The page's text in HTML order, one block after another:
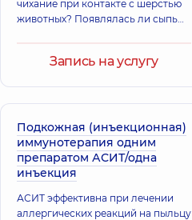
чихание при контакте с шерстью
животных? Появлялась ли сыпь
Запись на услугу
Подкожная (инъекционная)
иммунотерапия одним
препаратом АСИТ/одна
инъекция
АСИТ эффективна при лечении
аллергических реакций на пыльцу